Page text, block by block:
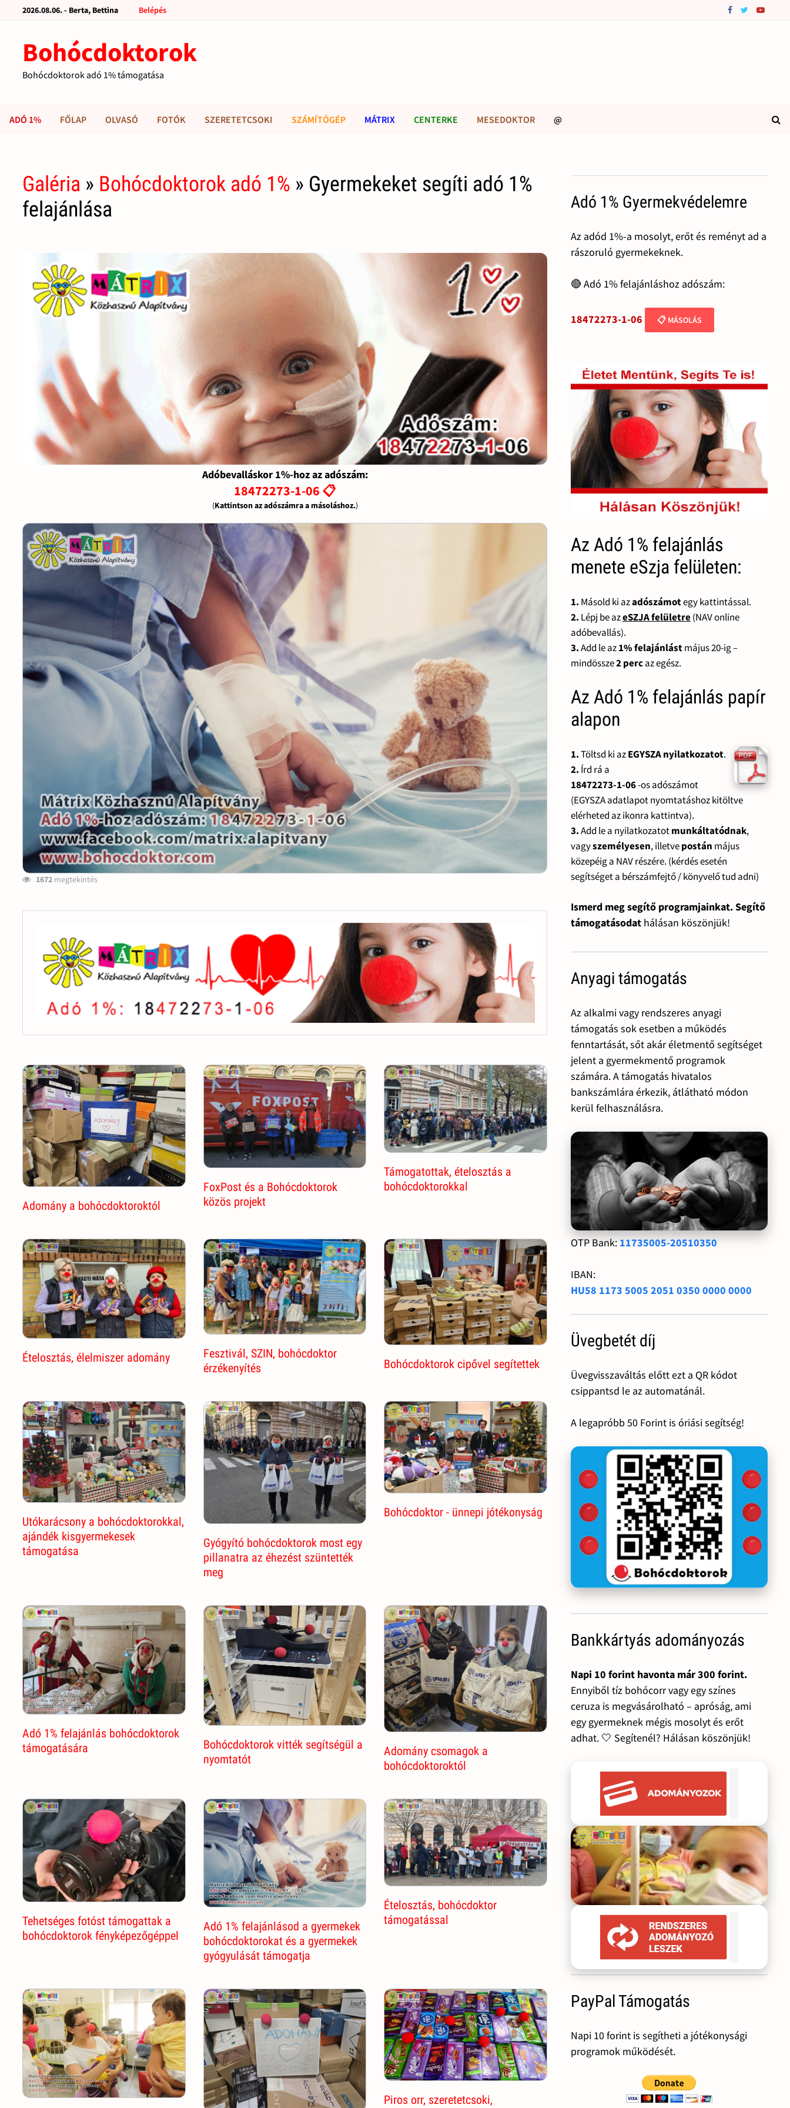
2026.08.06. - Berta, Bettina Belépés
Bohócdoktorok
Bohócdoktorok adó 1% támogatása
ADÓ 1% FŐLAP OLVASÓ FOTÓK SZERETETCSOKI SZÁMÍTÓGÉP MÁTRIX CENTERKE MESEDOKTOR @
Galéria » Bohócdoktorok adó 1% » Gyermekeket segíti adó 1%
felajánlása
Adóbevalláskor 1%-hoz az adószám:
18472273-1-06 📋
(Kattintson az adószámra a másoláshoz.)
1672 megtekintés
Adomány a bohócdoktoroktól
FoxPost és a Bohócdoktorok
közös projekt
Támogatottak, ételosztás a
bohócdoktorokkal
Ételosztás, élelmiszer adomány
Fesztivál, SZIN, bohócdoktor
érzékenyítés
Bohócdoktorok cipővel segítettek
Utókarácsony a bohócdoktorokkal,
ajándék kisgyermekesek
támogatása
Gyógyító bohócdoktorok most egy
pillanatra az éhezést szüntették
meg
Bohócdoktor - ünnepi jótékonyság
Adó 1% felajánlás bohócdoktorok
támogatására
Bohócdoktorok vitték segítségül a
nyomtatót
Adomány csomagok a
bohócdoktoroktól
Tehetséges fotóst támogattak a
bohócdoktorok fényképezőgéppel
Adó 1% felajánlásod a gyermekek
bohócdoktorokat és a gyermekek
gyógyulását támogatja
Ételosztás, bohócdoktor
támogatással
Piros orr, szeretetcsoki,
Adó 1% Gyermekvédelemre
Az adód 1%-a mosolyt, erőt és reményt ad a
rászoruló gyermekeknek.
🔴 Adó 1% felajánláshoz adószám:
18472273-1-06 📋 MÁSOLÁS
Az Adó 1% felajánlás
menete eSzja felületen:
1. Másold ki azadószámotegy kattintással.
2. Lépj be azeSZJA felületre(NAV online
adóbevallás).
3.Add le az1% felajánlástmájus 20-ig –
mindössze2 percaz egész.
Az Adó 1% felajánlás papír
alapon
1.Töltsd ki azEGYSZA nyilatkozatot.
2. Írd rá a
18472273-1-06-os adószámot
(EGYSZA adatlapot nyomtatáshoz kitöltve
elérheted az ikonra kattintva).
3.Add le a nyilatkozatotmunkáltatódnak,
vagyszemélyesen, illetvepostán május
közepéig a NAV részére. (kérdés esetén
segítséget a bérszámfejtő / könyvelő tud adni)
Ismerd meg segítő programjainkat. Segítő
támogatásodat hálásan köszönjük!
Anyagi támogatás
Az alkalmi vagy rendszeres anyagi
támogatás sok esetben a működés
fenntartását, sőt akár életmentő segítséget
jelent a gyermekmentő programok
számára. A támogatás hivatalos
bankszámlára érkezik, átlátható módon
kerül felhasználásra.
OTP Bank: 11735005-20510350
IBAN:
HU58 1173 5005 2051 0350 0000 0000
Üvegbetét díj
Üvegvisszaváltás előtt ezt a QR kódot
csippantsd le az automatánál.
A legapróbb 50 Forint is óriási segítség!
Bankkártyás adományozás
Napi 10 forint havonta már 300 forint.
Ennyiből tíz bohócorr vagy egy színes
ceruza is megvásárolható – apróság, ami
egy gyermeknek mégis mosolyt és erőt
adhat. 🤍 Segítenél? Hálásan köszönjük!
PayPal Támogatás
Napi 10 forint is segítheti a jótékonysági
programok működését.